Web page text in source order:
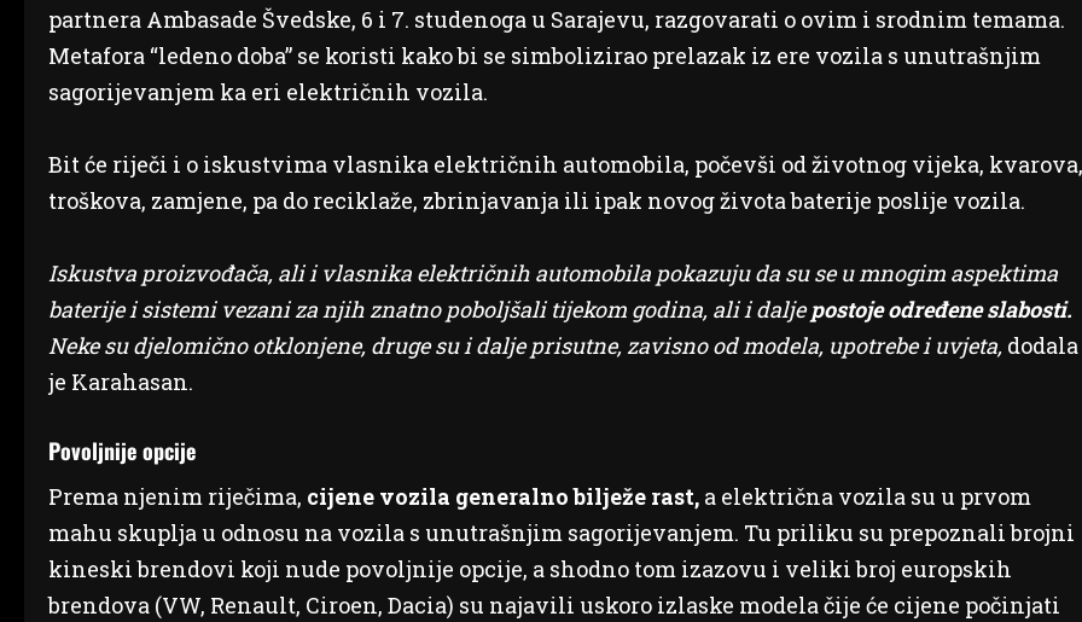
partnera Ambasade Švedske, 6 i 7. studenoga u Sarajevu, razgovarati o ovim i srodnim temama.
Metafora “ledeno doba” se koristi kako bi se simbolizirao prelazak iz ere vozila s unutrašnjim
sagorijevanjem ka eri električnih vozila.
Bit će riječi i o iskustvima vlasnika električnih automobila, počevši od životnog vijeka, kvarova,
troškova, zamjene, pa do reciklaže, zbrinjavanja ili ipak novog života baterije poslije vozila.
Iskustva proizvođača, ali i vlasnika električnih automobila pokazuju da su se u mnogim aspektima
baterije i sistemi vezani za njih znatno poboljšali tijekom godina, ali i daljepostoje određene slabosti.
Neke su djelomično otklonjene, druge su i dalje prisutne, zavisno od modela, upotrebe i uvjeta, dodala
je Karahasan.
Povoljnije opcije
Prema njenim riječima, cijene vozila generalno bilježe rast, a električna vozila su u prvom
mahu skuplja u odnosu na vozila s unutrašnjim sagorijevanjem. Tu priliku su prepoznali brojni
kineski brendovi koji nude povoljnije opcije, a shodno tom izazovu i veliki broj europskih
brendova (VW, Renault, Ciroen, Dacia) su najavili uskoro izlaske modela čije će cijene počinjati